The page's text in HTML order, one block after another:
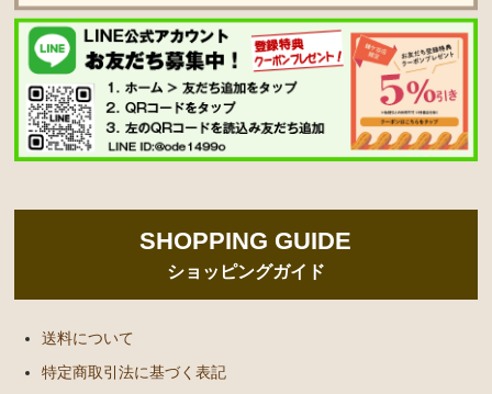
SHOPPING GUIDE
ショッピングガイド
送料について
特定商取引法に基づく表記